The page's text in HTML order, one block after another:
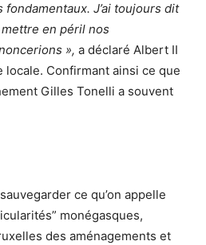
J’ai toujours dit
en péril nos
», a déclaré Albert II
locale. Confirmant ainsi ce que
Gilles Tonelli a souvent
ce qu’on appelle
monégasques,
des aménagements et